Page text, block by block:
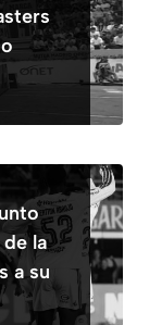
la
a su